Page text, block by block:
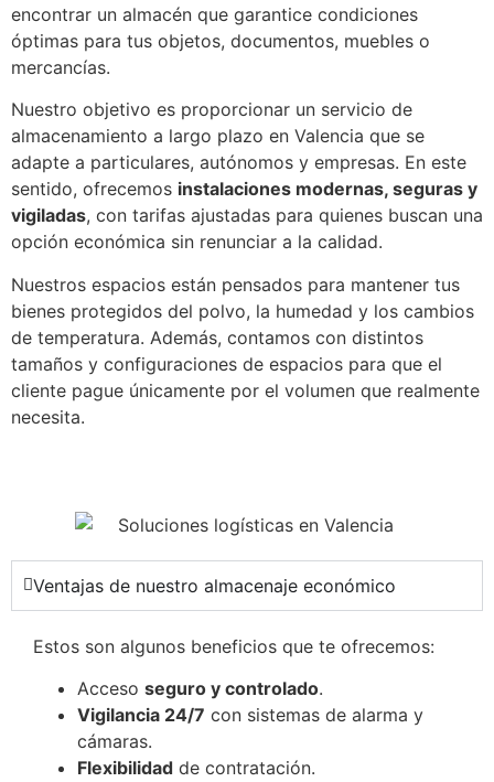
encontrar un almacén que garantice condiciones
óptimas para tus objetos, documentos, muebles o
mercancías.
Nuestro objetivo es proporcionar un servicio de
almacenamiento a largo plazo en Valencia que se
adapte a particulares, autónomos y empresas. En este
sentido, ofrecemos instalaciones modernas, seguras y
vigiladas, con tarifas ajustadas para quienes buscan una
opción económica sin renunciar a la calidad.
Nuestros espacios están pensados para mantener tus
bienes protegidos del polvo, la humedad y los cambios
de temperatura. Además, contamos con distintos
tamaños y configuraciones de espacios para que el
cliente pague únicamente por el volumen que realmente
necesita.
Ventajas de nuestro almacenaje económico
Estos son algunos beneficios que te ofrecemos:
Acceso seguro y controlado.
Vigilancia 24/7 con sistemas de alarma y
cámaras.
Flexibilidad de contratación.